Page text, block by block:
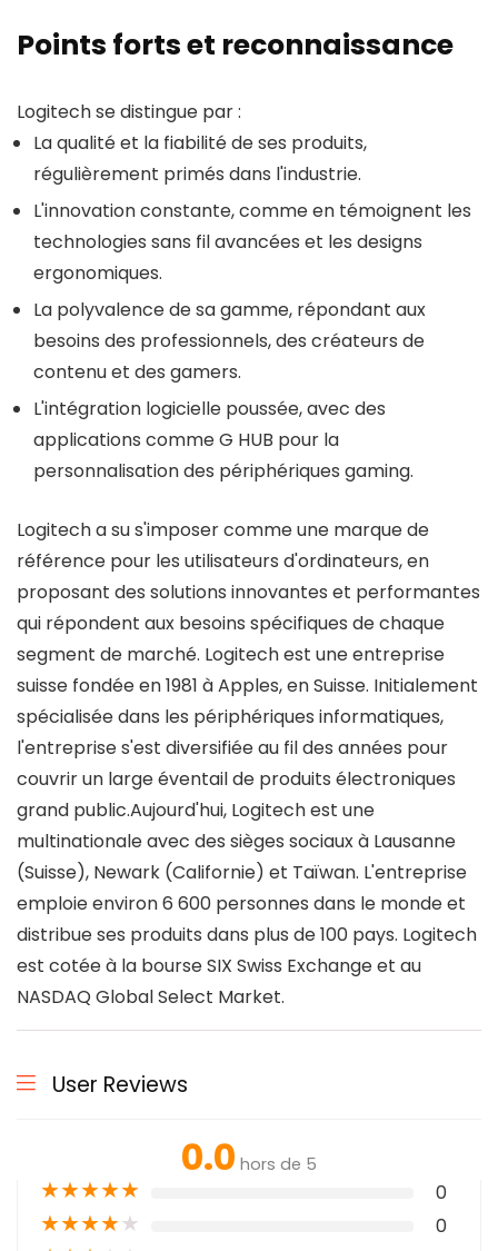
Points forts et reconnaissance
Logitech se distingue par :
La qualité et la fiabilité de ses produits,
régulièrement primés dans l'industrie.
L'innovation constante, comme en témoignent les
technologies sans fil avancées et les designs
ergonomiques.
La polyvalence de sa gamme, répondant aux
besoins des professionnels, des créateurs de
contenu et des gamers.
L'intégration logicielle poussée, avec des
applications comme G HUB pour la
personnalisation des périphériques gaming.
Logitech a su s'imposer comme une marque de
référence pour les utilisateurs d'ordinateurs, en
proposant des solutions innovantes et performantes
qui répondent aux besoins spécifiques de chaque
segment de marché. Logitech est une entreprise
suisse fondée en 1981 à Apples, en Suisse. Initialement
spécialisée dans les périphériques informatiques,
l'entreprise s'est diversifiée au fil des années pour
couvrir un large éventail de produits électroniques
grand public.Aujourd'hui, Logitech est une
multinationale avec des sièges sociaux à Lausanne
(Suisse), Newark (Californie) et Taïwan. L'entreprise
emploie environ 6 600 personnes dans le monde et
distribue ses produits dans plus de 100 pays. Logitech
est cotée à la bourse SIX Swiss Exchange et au
NASDAQ Global Select Market.
User Reviews
0.0 hors de 5
★★★★★ 0
★★★★★ 0